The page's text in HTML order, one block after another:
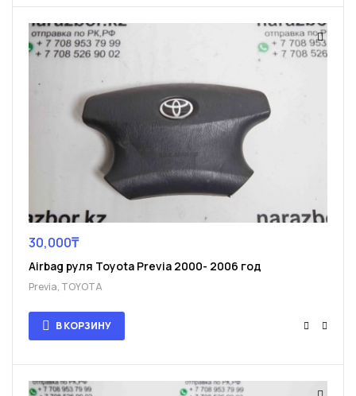
30,000₸
Airbag руля Toyota Previa 2000- 2006 год
Previa, TOYOTA
В КОРЗИНУ